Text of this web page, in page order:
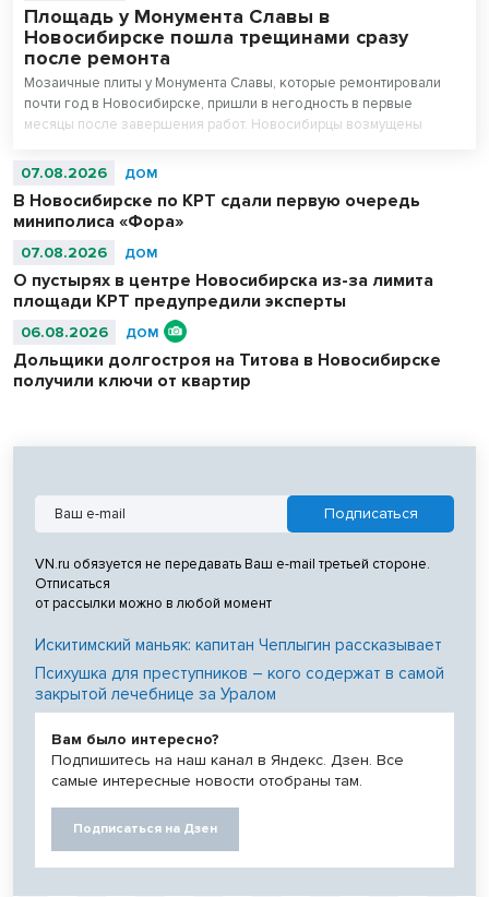
Площадь у Монумента Славы в
Новосибирске пошла трещинами сразу
после ремонта
Мозаичные плиты у Монумента Славы, которые ремонтировали
почти год в Новосибирске, пришли в негодность в первые
месяцы после завершения работ. Новосибирцы возмущены
07.08.2026 ДОМ
В Новосибирске по КРТ сдали первую очередь
миниполиса «Фора»
07.08.2026 ДОМ
О пустырях в центре Новосибирска из-за лимита
площади КРТ предупредили эксперты
06.08.2026 ДОМ
Дольщики долгостроя на Титова в Новосибирске
получили ключи от квартир
VN.ru обязуется не передавать Ваш e-mail третьей стороне.
Отписаться
от рассылки можно в любой момент
Искитимский маньяк: капитан Чеплыгин рассказывает
Психушка для преступников – кого содержат в самой
закрытой лечебнице за Уралом
Вам было интересно?
Подпишитесь на наш канал в Яндекс. Дзен. Все
самые интересные новости отобраны там.
Подписаться на Дзен